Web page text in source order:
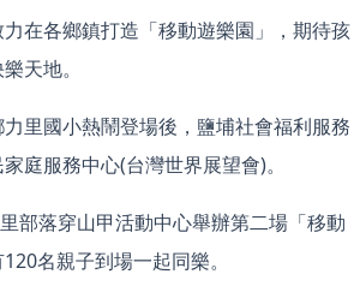
在各鄉鎮打造「移動遊樂園」，期待孩
天地。
里國小熱鬧登場後，鹽埔社會福利服務
庭服務中心(台灣世界展望會)。
部落穿山甲活動中心舉辦第二場「移動
名親子到場一起同樂。